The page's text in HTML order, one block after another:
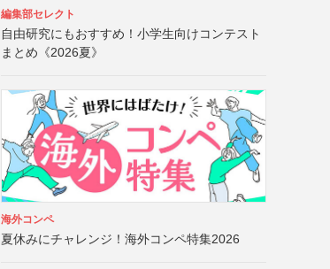
編集部セレクト
自由研究にもおすすめ！小学生向けコンテスト
まとめ《2026夏》
海外コンペ
夏休みにチャレンジ！海外コンペ特集2026